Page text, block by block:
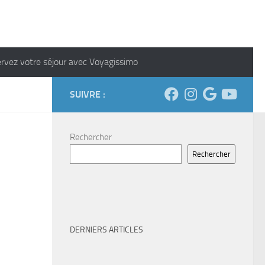
votre séjour avec Voyagissimo
SUIVRE :
Rechercher
Rechercher
DERNIERS ARTICLES